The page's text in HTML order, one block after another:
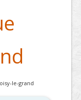
le-grand